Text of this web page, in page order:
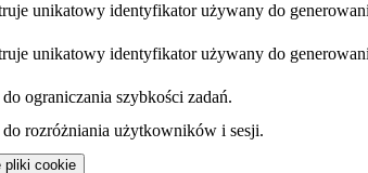
unikatowy identyfikator używany do
unikatowy identyfikator używany do
ograniczania szybkości zadań.
rozróżniania użytkowników i sesji.
pliki cookie